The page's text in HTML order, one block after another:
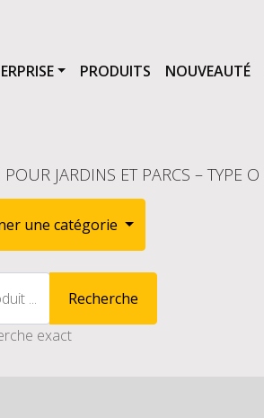
PRODUITS NOUVEAUTÉ
POUR JARDINS ET PARCS – TYPE O
une catégorie
...
Recherche
exact